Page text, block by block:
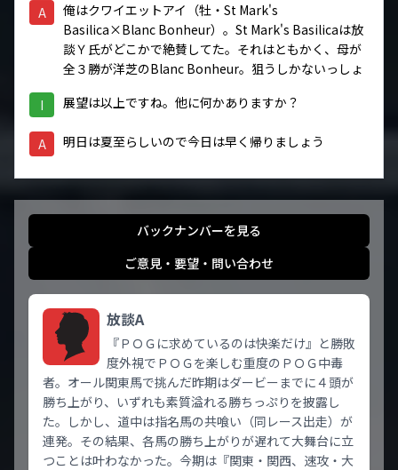
A
俺はクワイエットアイ（牡・St Mark's
Basilica×Blanc Bonheur）。St Mark's Basilicaは放
談Ｙ氏がどこかで絶賛してた。それはともかく、母が
全３勝が洋芝のBlanc Bonheur。狙うしかないっしょ
I 展望は以上ですね。他に何かありますか？
A 明日は夏至らしいので今日は早く帰りましょう
バックナンバーを見る
ご意見・要望・問い合わせ
放談A
『ＰＯＧに求めているのは快楽だけ』と勝敗
度外視でＰＯＧを楽しむ重度のＰＯＧ中毒
者。オール関東馬で挑んだ昨期はダービーまでに４頭が
勝ち上がり、いずれも素質溢れる勝ちっぷりを披露し
た。しかし、道中は指名馬の共喰い（同レース出走）が
連発。その結果、各馬の勝ち上がりが遅れて大舞台に立
つことは叶わなかった。今期は『関東・関西、速攻・大